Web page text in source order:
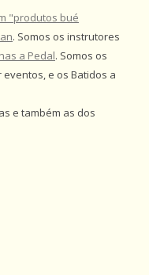
"produtos bué
. Somos os instrutores
a Pedal. Somos os
eventos, e os Batidos a
e também as dos